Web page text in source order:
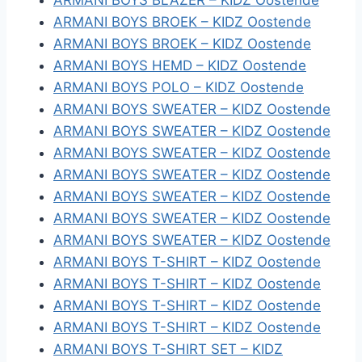
ARMANI BOYS BROEK – KIDZ Oostende
ARMANI BOYS BROEK – KIDZ Oostende
ARMANI BOYS HEMD – KIDZ Oostende
ARMANI BOYS POLO – KIDZ Oostende
ARMANI BOYS SWEATER – KIDZ Oostende
ARMANI BOYS SWEATER – KIDZ Oostende
ARMANI BOYS SWEATER – KIDZ Oostende
ARMANI BOYS SWEATER – KIDZ Oostende
ARMANI BOYS SWEATER – KIDZ Oostende
ARMANI BOYS SWEATER – KIDZ Oostende
ARMANI BOYS SWEATER – KIDZ Oostende
ARMANI BOYS T-SHIRT – KIDZ Oostende
ARMANI BOYS T-SHIRT – KIDZ Oostende
ARMANI BOYS T-SHIRT – KIDZ Oostende
ARMANI BOYS T-SHIRT – KIDZ Oostende
ARMANI BOYS T-SHIRT SET – KIDZ